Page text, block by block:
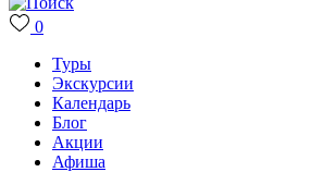
0
Туры
Экскурсии
Календарь
Блог
Акции
Афиша